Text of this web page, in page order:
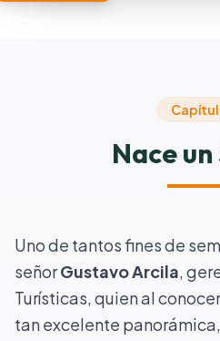
Nace un
Uno de tantos fines de
señorGustavo Arcila ,
Turísticas, quien al
tan excelente